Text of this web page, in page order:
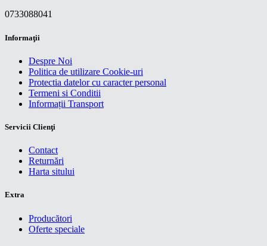
0733088041
Informaţii
Despre Noi
Politica de utilizare Cookie-uri
Protectia datelor cu caracter personal
Termeni si Conditii
Informații Transport
Servicii Clienţi
Contact
Returnări
Harta sitului
Extra
Producători
Oferte speciale